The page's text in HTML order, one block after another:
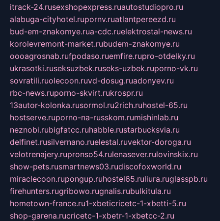
itrack-24.rusexshopexpress.ruautostudiopro.ru
alabuga-cityhotel.rupornv.ruatlantpereezd.ru
bud-em-znakomye.rua-cdc.ruelektrostal-news.ru
korolevremont-market.rubudem-znakomye.ru
oooagrosnab.rufpodaso.ruemfire.rupro-otdelky.ru
ukrasotki.ruseksuzbek.ruseks-uzbek.ruporno-vk.ru
sovratili.ruolecoon.ruvd-dosug.ruadonyev.ru
rbc-news.ruporno-skvirt.rukrospr.ru
13autor-kolonka.rusormol.ru2rich.ruhostel-65.ru
hostserve.ruporno-na-russkom.rumishinlab.ru
neznobi.rubigfatcc.ruhabble.rustarbucksvia.ru
delfinet.rusilvernano.ruelestal.ruvektor-doroga.ru
velotrenajery.rupronso54.rulenasever.rulovinskix.ru
show-pets.rusmartnews03.rudiscofoxworld.ru
miraclecoon.rupongup.ruhostel65.ruliura.ruglasspb.ru
firehunters.rugribowo.rugnalis.rubulkitula.ru
hometown-france.ru1-xbeticricetc-1-xbetti-5.ru
shop-garena.rucricetc-1-xbetr-1-xbetcc-2.ru